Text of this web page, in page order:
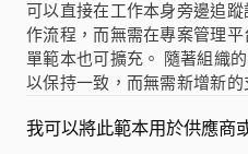
可以直接在工作本身旁邊追
作流程，而無需在專案管理
單範本也可擴充。 隨著組織
以保持一致，而無需新增新的
我可以將此範本用於供應商